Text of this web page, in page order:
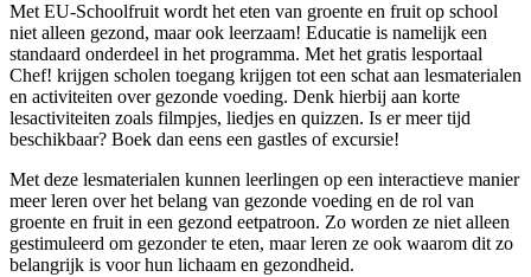
Met EU-Schoolfruit wordt het eten van groente en fruit op school
niet alleen gezond, maar ook leerzaam! Educatie is namelijk een
standaard onderdeel in het programma. Met het gratis lesportaal
Chef! krijgen scholen toegang krijgen tot een schat aan lesmaterialen
en activiteiten over gezonde voeding. Denk hierbij aan korte
lesactiviteiten zoals filmpjes, liedjes en quizzen. Is er meer tijd
beschikbaar? Boek dan eens een gastles of excursie!
Met deze lesmaterialen kunnen leerlingen op een interactieve manier
meer leren over het belang van gezonde voeding en de rol van
groente en fruit in een gezond eetpatroon. Zo worden ze niet alleen
gestimuleerd om gezonder te eten, maar leren ze ook waarom dit zo
belangrijk is voor hun lichaam en gezondheid.